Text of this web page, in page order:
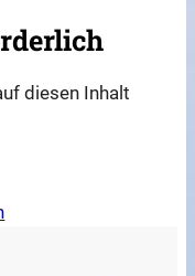
diesen Inhalt